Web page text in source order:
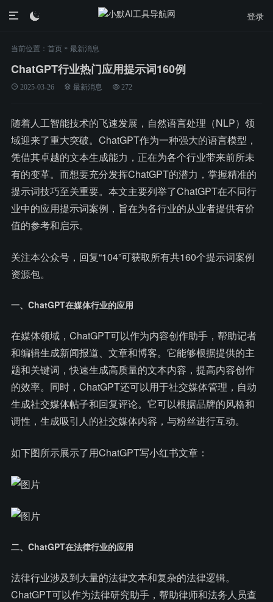
登录

当前位置： 首页 » 最新消息
ChatGPT行业热门应用提示词160例
2025-03-26 最新消息 272
随着人工智能技术的飞速发展，自然语言处理（NLP）领
域迎来了重大突破。ChatGPT作为一种强大的语言模型，
凭借其卓越的文本生成能力，正在为各个行业带来前所未
有的变革。而想要充分发挥ChatGPT的潜力，掌握精准的
提示词技巧至关重要。本文主要列举了ChatGPT在不同行
业中的应用提示词案例，旨在为各行业的从业者提供有价
值的参考和启示。
关注本公众号，回复“104”可获取所有共160个提示词案例
资源包。
一、ChatGPT在媒体行业的应用
在媒体领域，ChatGPT可以作为内容创作助手，帮助记者
和编辑生成新闻报道、文章和博客。它能够根据提供的主
题和关键词，快速生成高质量的文本内容，提高内容创作
的效率。同时，ChatGPT还可以用于社交媒体管理，自动
生成社交媒体帖子和回复评论。它可以根据品牌的风格和
调性，生成吸引人的社交媒体内容，与粉丝进行互动。
如下图所示展示了用ChatGPT写小红书文章：
二、ChatGPT在法律行业的应用
法律行业涉及到大量的法律文本和复杂的法律逻辑。
ChatGPT可以作为法律研究助手，帮助律师和法务人员查